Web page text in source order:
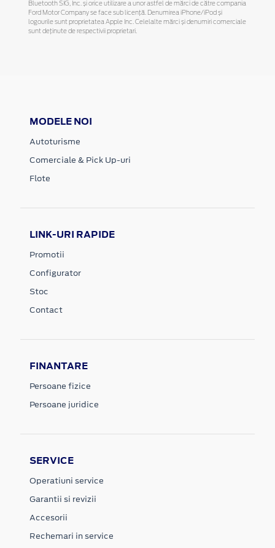
Bluetooth SIG, Inc. și orice utilizare a unor astfel de mărci de către compania
Ford Motor Company se face sub licență. Denumirea iPhone/iPod și
logourile sunt proprietatea Apple Inc. Celelalte mărci și denumiri comerciale
sunt deținute de respectivii proprietari.
MODELE NOI
Autoturisme
Comerciale & Pick Up-uri
Flote
LINK-URI RAPIDE
Promotii
Configurator
Stoc
Contact
FINANTARE
Persoane fizice
Persoane juridice
SERVICE
Operatiuni service
Garantii si revizii
Accesorii
Rechemari in service